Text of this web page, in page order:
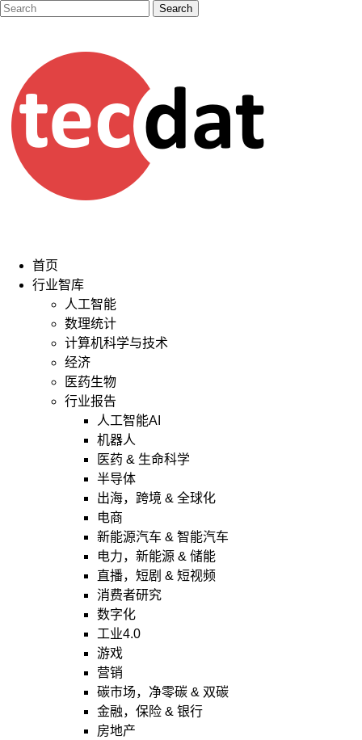
首页
行业智库
人工智能
数理统计
计算机科学与技术
经济
医药生物
行业报告
人工智能AI
机器人
医药 & 生命科学
半导体
出海，跨境 & 全球化
电商
新能源汽车 & 智能汽车
电力，新能源 & 储能
直播，短剧 & 短视频
消费者研究
数字化
工业4.0
游戏
营销
碳市场，净零碳 & 双碳
金融，保险 & 银行
房地产